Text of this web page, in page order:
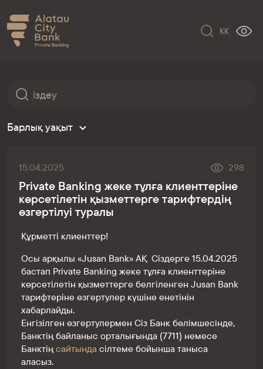
KK
Барлық уақыт
15.04.2025 298
Private Banking жеке тұлға клиенттеріне
көрсетілетін қызметтерге тарифтердің
өзгертілуі туралы
Құрметті клиенттер!
Осы арқылы «Jusan Bank» АҚ Сіздерге 15.04.2025
бастап Private Banking жеке тұлға клиенттеріне
көрсетілетін қызметтерге белгіленген Jusan Bank
тарифтеріне өзгертулер күшіне енетінін
хабарлайды.
Енгізілген өзгертулермен Сіз Банк бөлімшесінде,
Банктің байланыс орталығында (7711) немесе
Банктіңсайтында сілтеме бойынша таныса
аласыз.